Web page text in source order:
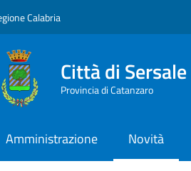
Calabria
Città di Sersale
Provincia di Catanzaro
Amministrazione Novità